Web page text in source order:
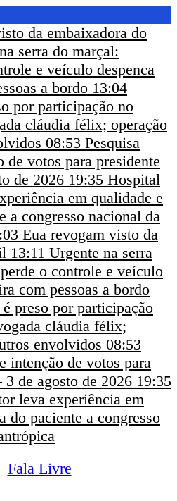
da embaixadora do
serra do marçal:
e veículo despenca
a bordo 13:04
por participação no
cláudia félix; operação
08:53 Pesquisa
de votos para presidente
de 2026 19:35 Hospital
em qualidade e
a congresso nacional da
Eua revogam visto da
13:11 Urgente na serra
o controle e veículo
com pessoas a bordo
preso por participação
cláudia félix;
envolvidos 08:53
intenção de votos para
de agosto de 2026 19:35
leva experiência em
do paciente a congresso